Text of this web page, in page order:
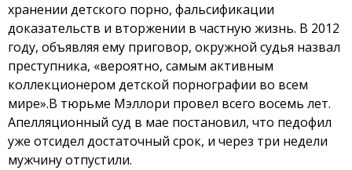
хранении детского порно, фальсификации
доказательств и вторжении в частную жизнь. В 2012
году, объявляя ему приговор, окружной судья назвал
преступника, «вероятно, самым активным
коллекционером детской порнографии во всем
мире».В тюрьме Мэллори провел всего восемь лет.
Апелляционный суд в мае постановил, что педофил
уже отсидел достаточный срок, и через три недели
мужчину отпустили.